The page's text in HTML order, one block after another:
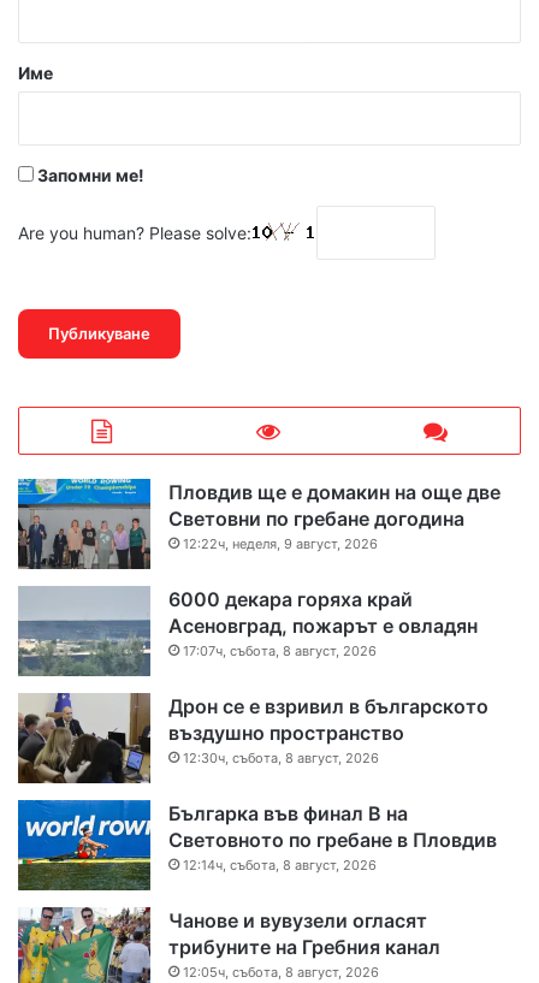
р
Име
Запомни ме!
Are you human? Please solve:
Пловдив ще е домакин на още две
Световни по гребане догодина
12:22ч, неделя, 9 август, 2026
6000 декара горяха край
Асеновград, пожарът е овладян
17:07ч, събота, 8 август, 2026
Дрон се е взривил в българското
въздушно пространство
12:30ч, събота, 8 август, 2026
Българка във финал B на
Световното по гребане в Пловдив
12:14ч, събота, 8 август, 2026
Чанове и вувузели огласят
трибуните на Гребния канал
12:05ч, събота, 8 август, 2026